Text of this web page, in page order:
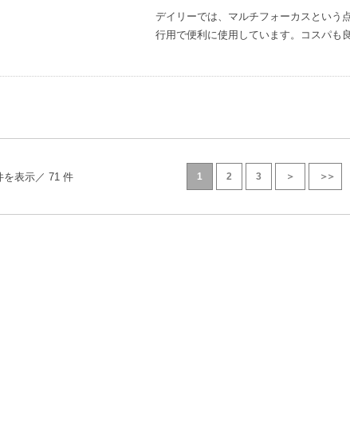
デイリーでは、マルチフォーカスという
行用で便利に使用しています。コスパも
を表示／ 71 件 1 2 3 ＞ ＞＞